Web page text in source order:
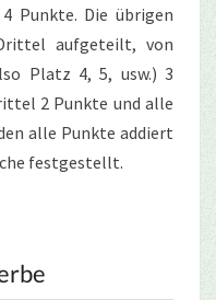
Punkte. Die übrigen
aufgeteilt, von
Platz 4, 5, usw.) 3
2 Punkte und alle
alle Punkte addiert
festgestellt.